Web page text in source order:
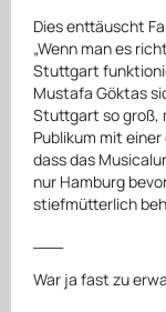
Dies enttäuscht
„Wenn man es
Stuttgart
Mustafa Göktas
Stuttgart so groß,
Publikum mit
dass das
nur Hamburg
stiefmütterlich
War ja fast zu